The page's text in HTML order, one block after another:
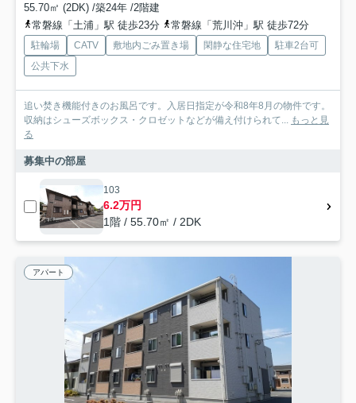
55.70㎡ (2DK) /築24年 /2階建
常磐線「土浦」駅 徒歩23分
常磐線「荒川沖」駅 徒歩72分
駐輪場 CATV 敷地内ごみ置き場 閑静な住宅地
駐車2台可
公共下水
追い焚き機能付きのお風呂です。入居日指定が令和8年8月の物件です。
収納はシューズボックス・クロゼットなどが備え付けられて... もっと見
る
募集中の部屋
103
6.2万円
1階 / 55.70㎡ / 2DK
アパート